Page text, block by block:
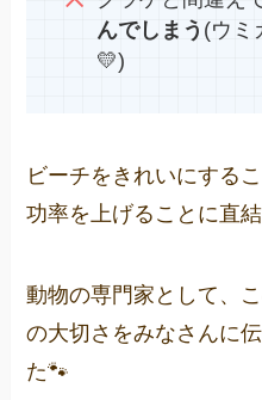
んでしまう (ウミ
💛)
ビーチをきれいにする
功率を上げることに直
動物の専門家として、
の大切さをみなさんに
た🐾